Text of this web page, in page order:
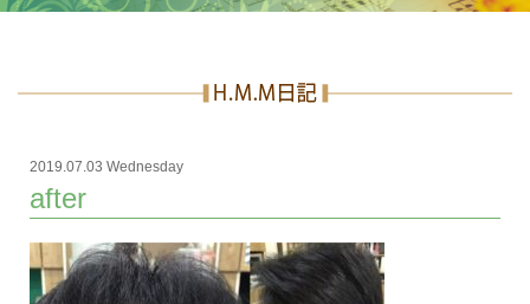
2019.07.03 Wednesday
after